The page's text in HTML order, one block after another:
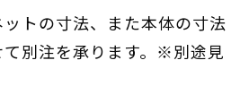
トの寸法、また本体の寸法
別注を承ります。※別途見